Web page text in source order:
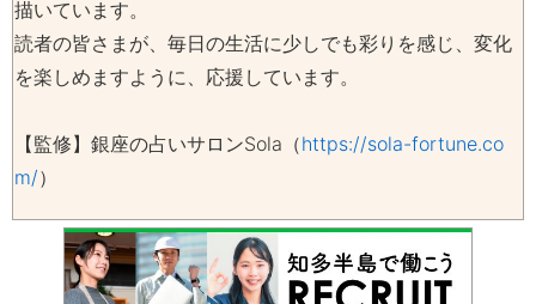
描いています。
読者の皆さまが、毎日の生活に少しでも彩りを感じ、変化
を楽しめますように、応援しています。
【監修】銀座の占いサロンSola（https://sola-fortune.co
m/）